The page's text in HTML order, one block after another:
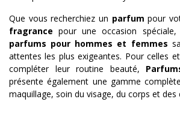
Que vous recherchiez un parfum pour
fragrance pour une occasion
parfums pour hommes et femmes
attentes les plus exigeantes. Pour celles
compléter leur routine beauté,
présente également une gamme
maquillage, soin du visage, du corps et des